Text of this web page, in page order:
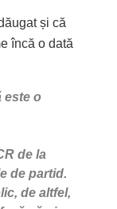
și că
încă o dată
este o
de la
de partid.
de altfel,